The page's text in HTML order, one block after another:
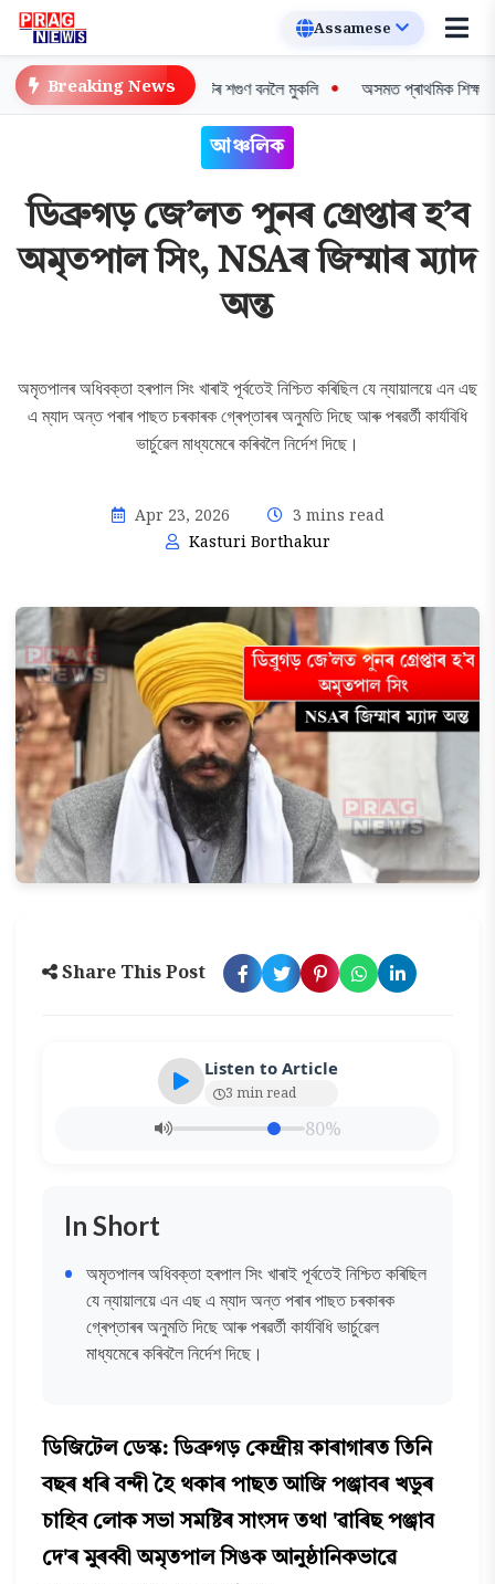
Breaking News
বিশ্বৰ প্ৰথম সৰুঠোঁটৰ শগুণ বনলৈ মুকলি অসমত প্ৰাথমিক শিক্ষকসকলৰ
আঞ্চলিক
ডিব্ৰুগড় জে’লত পুনৰ গ্ৰেপ্তাৰ হ’ব
অমৃতপাল সিং, NSAৰ জিম্মাৰ ম্যাদ
অন্ত
অমৃতপালৰ অধিবক্তা হৰপাল সিং খাৰাই পূৰ্বতেই নিশ্চিত কৰিছিল যে ন্যায়ালয়ে এন এছ
এ ম্যাদ অন্ত পৰাৰ পাছত চৰকাৰক গ্ৰেপ্তাৰৰ অনুমতি দিছে আৰু পৰৱৰ্তী কার্যবিধি
ভার্চুৱেল মাধ্যমেৰে কৰিবলৈ নিৰ্দেশ দিছে।
Apr 23, 2026
3 mins read
Kasturi Borthakur
Share This Post
Listen to Article
3 min read
80%
In Short
অমৃতপালৰ অধিবক্তা হৰপাল সিং খাৰাই পূৰ্বতেই নিশ্চিত কৰিছিল
যে ন্যায়ালয়ে এন এছ এ ম্যাদ অন্ত পৰাৰ পাছত চৰকাৰক
গ্ৰেপ্তাৰৰ অনুমতি দিছে আৰু পৰৱৰ্তী কার্যবিধি ভার্চুৱেল
মাধ্যমেৰে কৰিবলৈ নিৰ্দেশ দিছে।
ডিজিটেল ডেস্ক: ডিব্ৰুগড় কেন্দ্ৰীয় কাৰাগাৰত তিনি
বছৰ ধৰি বন্দী হৈ থকাৰ পাছত আজি পঞ্জাবৰ খডুৰ
চাহিব লোক সভা সমষ্টিৰ সাংসদ তথা 'ৱাৰিছ পঞ্জাব
দে'ৰ মুৰব্বী অমৃতপাল সিঙক আনুষ্ঠানিকভাৱে